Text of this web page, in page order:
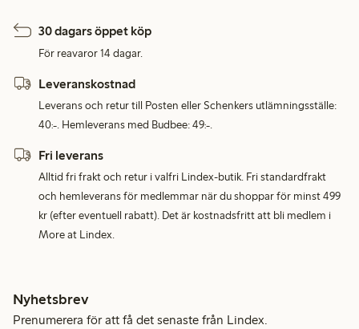
30 dagars öppet köp
För reavaror 14 dagar.
Leveranskostnad
Leverans och retur till Posten eller Schenkers utlämningsställe:
40:-. Hemleverans med Budbee: 49:-.
Fri leverans
Alltid fri frakt och retur i valfri Lindex-butik. Fri standardfrakt
och hemleverans för medlemmar när du shoppar för minst 499
kr (efter eventuell rabatt). Det är kostnadsfritt att bli medlem i
More at Lindex.
Nyhetsbrev
Prenumerera för att få det senaste från Lindex.